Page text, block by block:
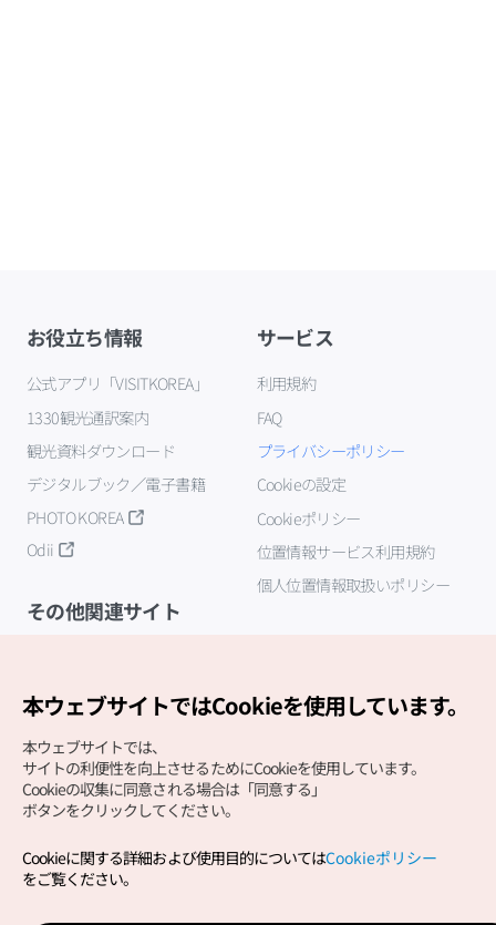
お役立ち情報
公式アプリ「VISITKOREA」
1330観光通訳案内
観光資料ダウンロード
デジタルブック／電子書籍
PHOTO KOREA
Odii
サービス
利用規約
FAQ
プライバシーポリシー
Cookieの設定
Cookieポリシー
位置情報サービス利用規約
個人位置情報取扱いポリシー
その他関連サイト
Copyright (c) Korea Tourism Organization All Rights
サイトエラー報告公式メール
本ウェブサイトではCookieを使用しています。
本ウェブサイトでは、
サイトの利便性を向上させるためにCookieを使用しています。
Cookieの収集に同意される場合は「同意する」
ボタンをクリックしてください。
Cookieに関する詳細および使用目的についてはCookieポリシー
をご覧ください。